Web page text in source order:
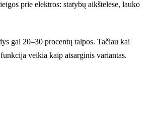
prie elektros: statybų aikštelėse, lauko
gal 20–30 procentų talpos. Tačiau kai
veikia kaip atsarginis variantas.